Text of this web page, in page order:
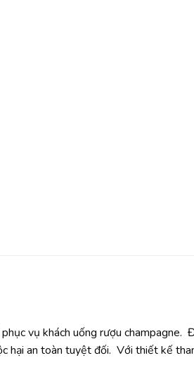
vụ khách uống rượu champagne.
hại an toàn tuyệt đối. Với thiết kế